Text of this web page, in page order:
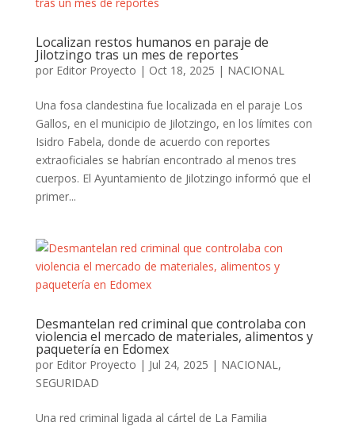
Localizan restos humanos en paraje de
Jilotzingo tras un mes de reportes
por Editor Proyecto | Oct 18, 2025 | NACIONAL
Una fosa clandestina fue localizada en el paraje Los
Gallos, en el municipio de Jilotzingo, en los límites con
Isidro Fabela, donde de acuerdo con reportes
extraoficiales se habrían encontrado al menos tres
cuerpos. El Ayuntamiento de Jilotzingo informó que el
primer...
Desmantelan red criminal que controlaba con
violencia el mercado de materiales, alimentos y
paquetería en Edomex
por Editor Proyecto | Jul 24, 2025 | NACIONAL,
SEGURIDAD
Una red criminal ligada al cártel de La Familia